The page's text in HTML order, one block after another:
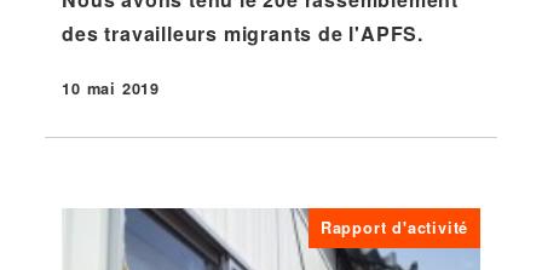
des travailleurs migrants de l'APFS.
Publié
10 mai 2019
Rapport d'activité